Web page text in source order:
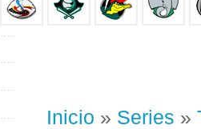
Inicio » Series »